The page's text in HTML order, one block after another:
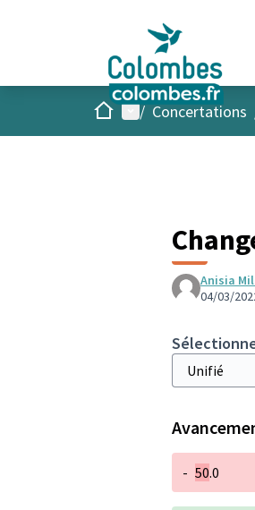
AccueilMenu principal
/ Concertations
Anisia
04/03/
- 50.0